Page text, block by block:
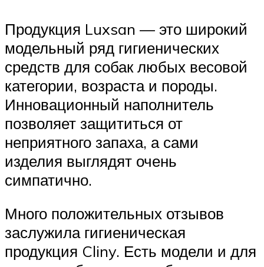
Продукция Luxsan — это широкий
модельный ряд гигиенических
средств для собак любых весовой
категории, возраста и породы.
Инновационный наполнитель
позволяет защититься от
неприятного запаха, а сами
изделия выглядят очень
симпатично.
Много положительных отзывов
заслужила гигиеническая
продукция Cliny. Есть модели и для